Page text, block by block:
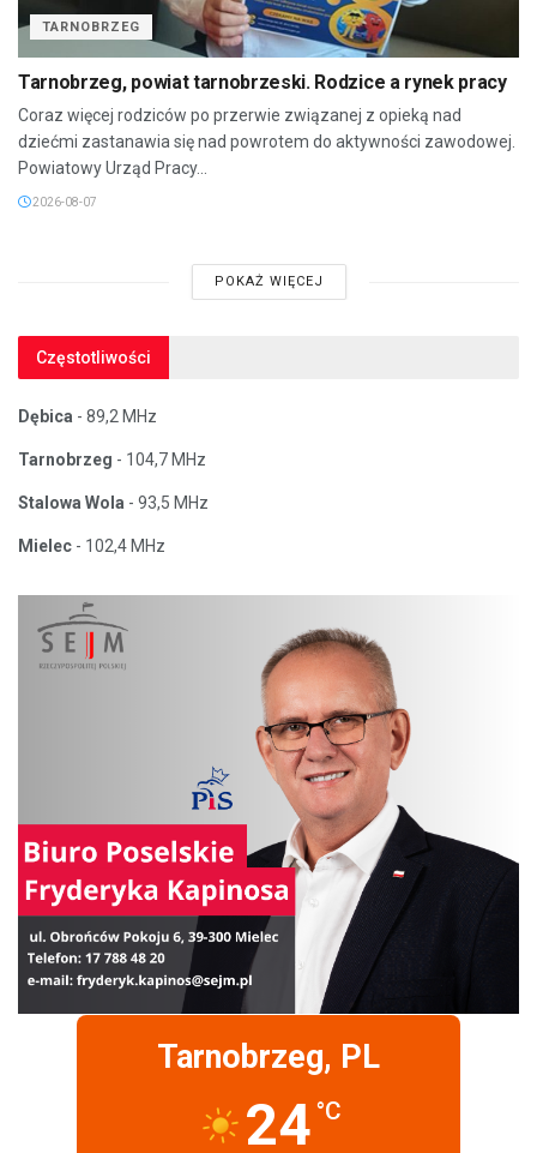
TARNOBRZEG
Tarnobrzeg, powiat tarnobrzeski. Rodzice a rynek pracy
Coraz więcej rodziców po przerwie związanej z opieką nad
dziećmi zastanawia się nad powrotem do aktywności zawodowej.
Powiatowy Urząd Pracy...
2026-08-07
POKAŻ WIĘCEJ
Częstotliwości
Dębica - 89,2 MHz
Tarnobrzeg - 104,7 MHz
Stalowa Wola - 93,5 MHz
Mielec - 102,4 MHz
Tarnobrzeg, PL
24 °C